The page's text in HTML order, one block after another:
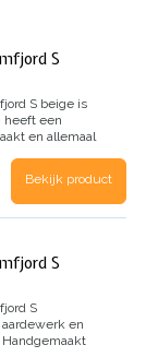
S
S beige is
heeft een
en allemaal
Bekijk product
S
S
en